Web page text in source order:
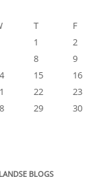
T F
1
2
8 9
15 16
22 23
29
30
BLOGS